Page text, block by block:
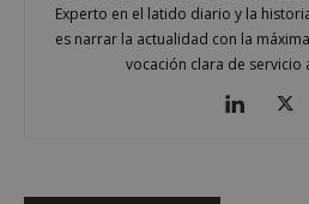
Experto en el latido diario y la
es narrar la actualidad con la
vocación clara de servicio
Privacy Policy